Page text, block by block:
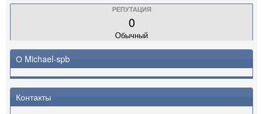
РЕПУТАЦИЯ
0
Обычный
О Michael-spb
Контакты